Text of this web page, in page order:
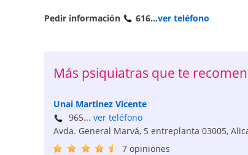
Pedir información 616...ver teléfono
Más psiquiatras que te
Unai Martinez Vicente
965... ver teléfono
Avda. General Marvá, 5 entreplanta 03005,
7 opiniones